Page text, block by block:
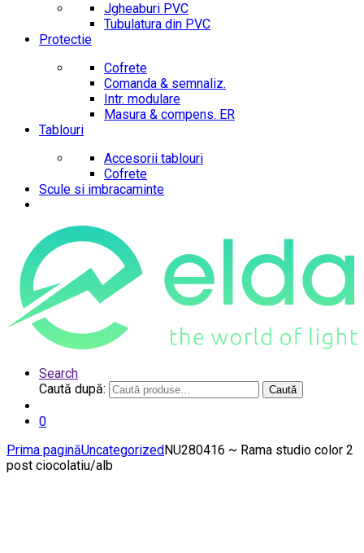
Jgheaburi PVC
Tubulatura din PVC
Protectie
Cofrete
Comanda & semnaliz.
Intr. modulare
Masura & compens. ER
Tablouri
Accesorii tablouri
Cofrete
Scule si imbracaminte
Search
Caută după:
Caută
0
Prima paginăUncategorizedNU280416 ~ Rama studio color 2
post ciocolatiu/alb